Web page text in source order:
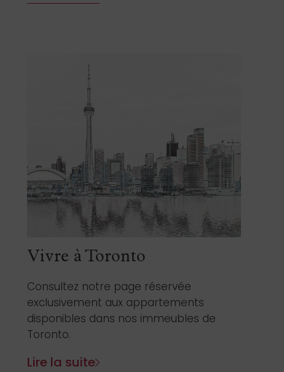
Vivre à Toronto
Consultez notre page réservée
exclusivement aux appartements
disponibles dans nos immeubles de
Toronto.
Lire la suite